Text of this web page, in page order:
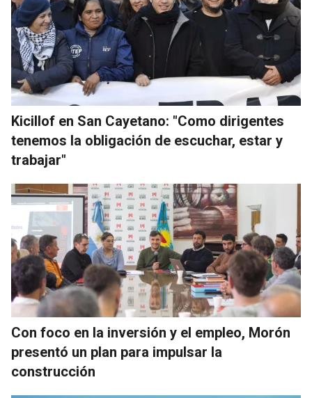
Kicillof en San Cayetano: "Como dirigentes
tenemos la obligación de escuchar, estar y
trabajar"
Con foco en la inversión y el empleo, Morón
presentó un plan para impulsar la
construcción